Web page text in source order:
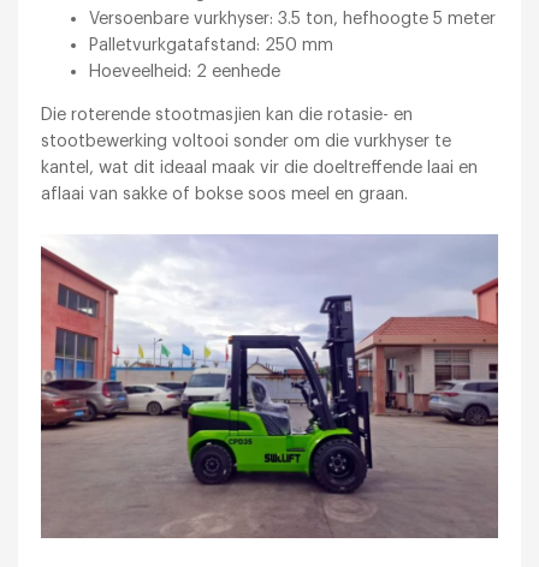
Versoenbare vurkhyser: 3.5 ton, hefhoogte 5 meter
Palletvurkgatafstand: 250 mm
Hoeveelheid: 2 eenhede
Die roterende stootmasjien kan die rotasie- en
stootbewerking voltooi sonder om die vurkhyser te
kantel, wat dit ideaal maak vir die doeltreffende laai en
aflaai van sakke of bokse soos meel en graan.